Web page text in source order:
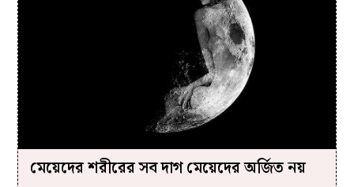
মেয়েদের শরীরের সব দাগ মেয়েদের অর্জিত নয়